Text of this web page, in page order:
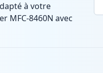
à votre
MFC-8460N avec
compatibles
d’une qualité
et d’une livraison
local en .